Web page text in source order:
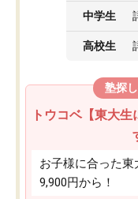
中学生
高校生
塾探
トウコベ【東大
お子様に合った
9,900円から！